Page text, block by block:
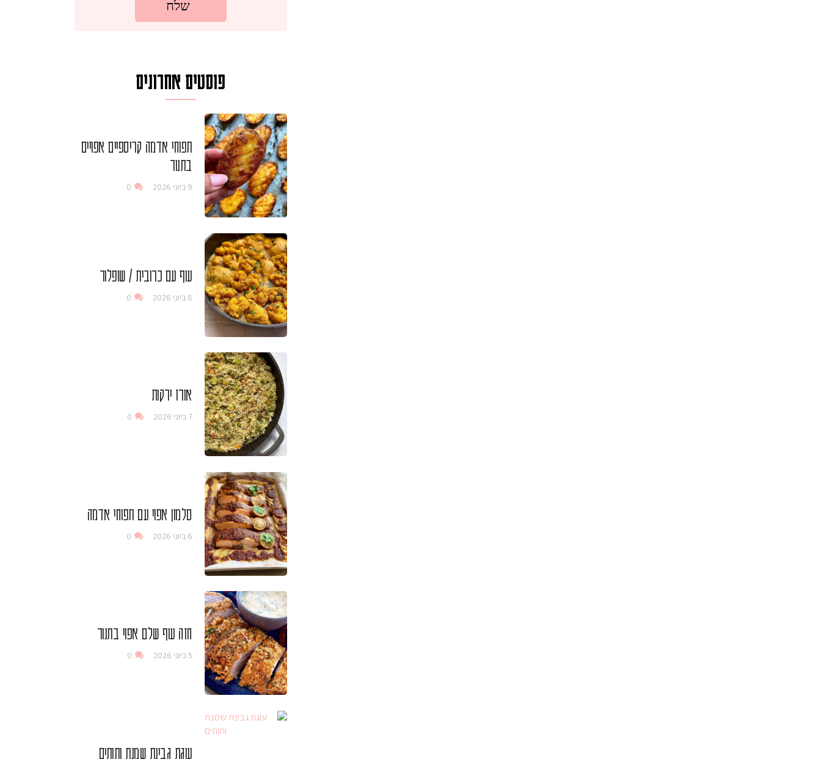
פוסטים אחרונים
תפוחי אדמה קריספיים אפויים
בתנור
9 ביוני 2026 0
עוף עם כרובית / שופלור
8 ביוני 2026 0
אורז ירקות
7 ביוני 2026 0
סלמון אפוי עם תפוחי אדמה
6 ביוני 2026 0
חזה עוף שלם אפוי בתנור
5 ביוני 2026 0
עוגת גבינת שמנת ותותים